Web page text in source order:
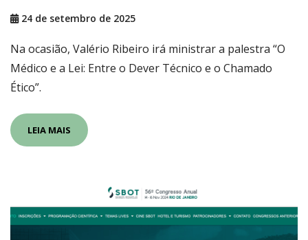
24 de setembro de 2025
Na ocasião, Valério Ribeiro irá ministrar a palestra “O
Médico e a Lei: Entre o Dever Técnico e o Chamado
Ético”.
LEIA MAIS